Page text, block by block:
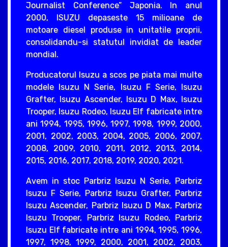
Journalist Conference” Japonia. In anul
2000, ISUZU depaseste 15 milioane de
motoare diesel produse in unitatile proprii,
consolidandu-si statutul invidiat de leader
mondial.
Producatorul Isuzu a scos pe piata mai multe
modele Isuzu N Serie, Isuzu F Serie, Isuzu
Grafter, Isuzu Ascender, Isuzu D Max, Isuzu
Trooper, Isuzu Rodeo, Isuzu Elf fabricate intre
ani 1994, 1995, 1996, 1997, 1998, 1999, 2000,
2001, 2002, 2003, 2004, 2005, 2006, 2007,
2008, 2009, 2010, 2011, 2012, 2013, 2014,
2015, 2016, 2017, 2018, 2019, 2020, 2021.
Avem in stoc Parbriz Isuzu N Serie, Parbriz
Isuzu F Serie, Parbriz Isuzu Grafter, Parbriz
Isuzu Ascender, Parbriz Isuzu D Max, Parbriz
Isuzu Trooper, Parbriz Isuzu Rodeo, Parbriz
Isuzu Elf fabricate intre ani 1994, 1995, 1996,
1997, 1998, 1999, 2000, 2001, 2002, 2003,